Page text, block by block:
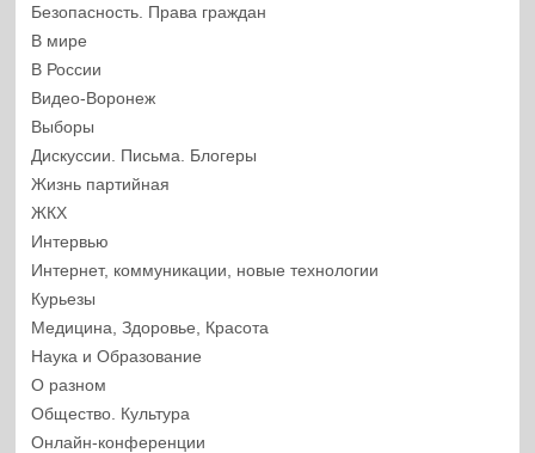
Безопасность. Права граждан
В мире
В России
Видео-Воронеж
Выборы
Дискуссии. Письма. Блогеры
Жизнь партийная
ЖКХ
Интервью
Интернет, коммуникации, новые технологии
Курьезы
Медицина, Здоровье, Красота
Наука и Образование
О разном
Общество. Культура
Онлайн-конференции